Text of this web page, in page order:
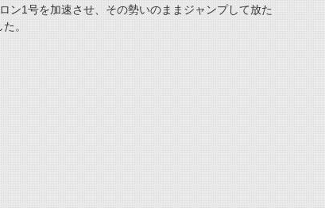
ン1号を加速させ、その勢いのままジャンプして放た
。